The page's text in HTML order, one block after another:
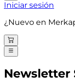
Iniciar sesión
¿Nuevo en
Newsletter